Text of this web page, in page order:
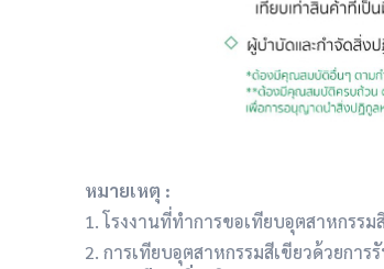
หมายเหตุ :
1. โรงงานที่ทำการขอเทียบอุตสาหกรร
2. การเทียบอุตสาหกรรมสีเขียวด้วยกา